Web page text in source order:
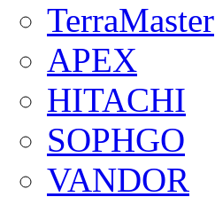
TerraMaster
APEX
HITACHI
SOPHGO
VANDOR